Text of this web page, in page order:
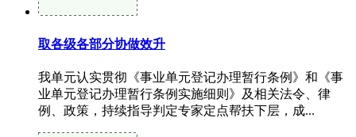
取各级各部分协做效升
我单元认实贯彻《事业单元登记办理暂行条例》和《事
业单元登记办理暂行条例实施细则》及相关法令、律
例、政策，持续指导判定专家定点帮扶下层，成...